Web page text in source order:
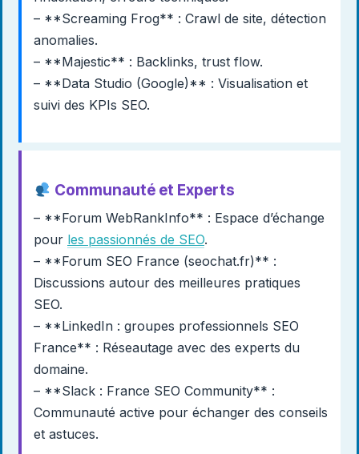
– **Screaming Frog** : Crawl de site, détection
anomalies.
– **Majestic** : Backlinks, trust flow.
– **Data Studio (Google)** : Visualisation et
suivi des KPIs SEO.
Communauté et Experts
– **Forum WebRankInfo** : Espace d’échange
pour les passionnés de SEO.
– **Forum SEO France (seochat.fr)** :
Discussions autour des meilleures pratiques
SEO.
– **LinkedIn : groupes professionnels SEO
France** : Réseautage avec des experts du
domaine.
– **Slack : France SEO Community** :
Communauté active pour échanger des conseils
et astuces.